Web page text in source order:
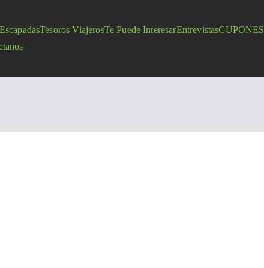
Tesoros ViajerosTe Puede InteresarEntrevistasCUPONES